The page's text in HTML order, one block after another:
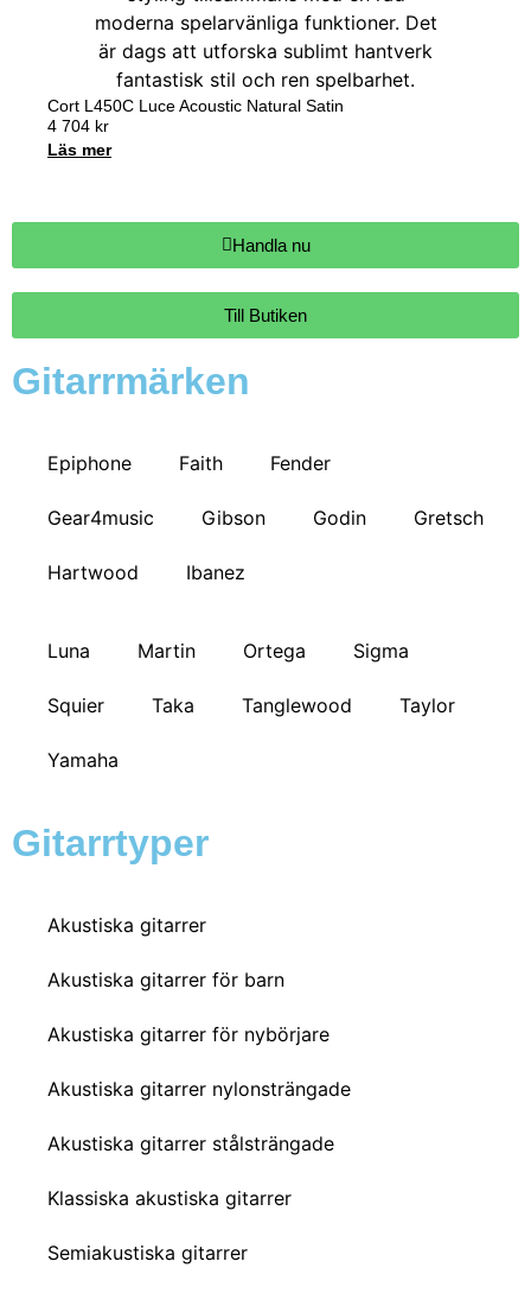
Cort L450C Luce Acoustic Natural Satin
4 704 kr
Läs mer
Handla nu
Till Butiken
Gitarrmärken
Epiphone Faith Fender
Gear4music Gibson Godin Gretsch
Hartwood Ibanez
Luna Martin Ortega Sigma
Squier Taka Tanglewood Taylor
Yamaha
Gitarrtyper
Akustiska gitarrer
Akustiska gitarrer för barn
Akustiska gitarrer för nybörjare
Akustiska gitarrer nylonsträngade
Akustiska gitarrer stålsträngade
Klassiska akustiska gitarrer
Semiakustiska gitarrer